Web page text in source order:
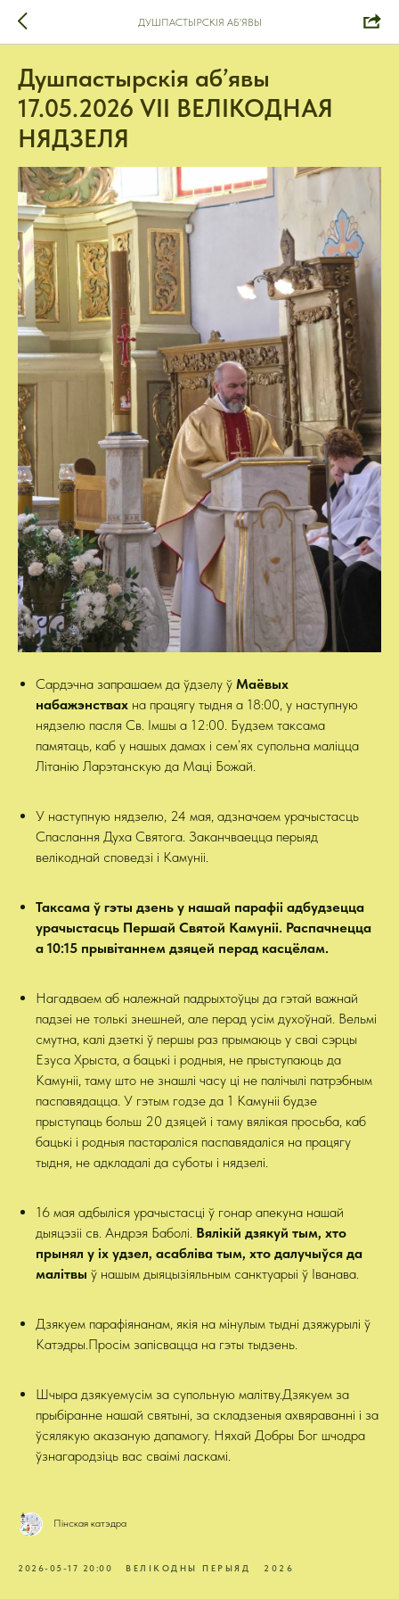
ДУШПАСТЫРСКІЯ АБ'ЯВЫ
Душпастырскія аб’явы
17.05.2026 VІІ ВЕЛІКОДНАЯ
НЯДЗЕЛЯ
Сардэчна запрашаем да ўдзелу ў Маёвых
набажэнствах на працягу тыдня а 18:00, у наступную
нядзелю пасля Св. Імшы а 12:00. Будзем таксама
памятаць, каб у нашых дамах і сем’ях супольна маліцца
Літанію Ларэтанскую да Маці Божай.
У наступную нядзелю, 24 мая, адзначаем урачыстасць
Спаслання Духа Святога. Заканчваецца перыяд
велікоднай споведзі і Камуніі.
Таксама ў гэты дзень у нашай парафіі адбудзецца
урачыстасць Першай Святой Камуніі. Распачнецца
а 10:15 прывітаннем дзяцей перад касцёлам.
Нагадваем аб належнай падрыхтоўцы да гэтай важнай
падзеі не толькі знешней, але перад усім духоўнай. Вельмі
смутна, калі дзеткі ў першы раз прымаюць у сваі сэрцы
Езуса Хрыста, а бацькі і родныя, не прыступаюць да
Камуніі, таму што не знашлі часу ці не палічылі патрэбным
паспавядацца. У гэтым годзе да 1 Камуніі будзе
прыступаць больш 20 дзяцей і таму вялікая просьба, каб
бацькі і родныя пастараліся паспавядаліся на працягу
тыдня, не адкладалі да суботы і нядзелі.
16 мая адбыліся урачыстасці ў гонар апекуна нашай
дыяцэзіі св. Андрэя Баболі. Вялікій дзякуй тым, хто
прынял у іх удзел, асабліва тым, хто далучыўся да
малітвы ў нашым дыяцызіяльным санктуарыі ў Іванава.
Дзякуем парафіянанам, якія на мінулым тыдні дзяжурылі ў
Катэдры.Просім запісвацца на гэты тыдзень.
Шчыра дзякуемусім за супольную малітву.Дзякуем за
прыбіранне нашай святыні, за складзеныя ахвяраванні і за
ўсялякую аказаную дапамогу. Няхай Добры Бог шчодра
ўзнагародзіць вас сваімі ласкамі.
Пінская катэдра
2026-05-17 20:00 ВЕЛІКОДНЫ ПЕРЫЯД 2026